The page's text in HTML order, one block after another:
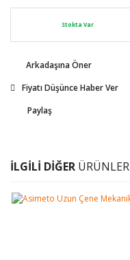
Stokta Var
Arkadaşına Öner
Fiyatı Düşünce Haber Ver
Paylaş
İLGİLİ DİĞER ÜRÜNLER